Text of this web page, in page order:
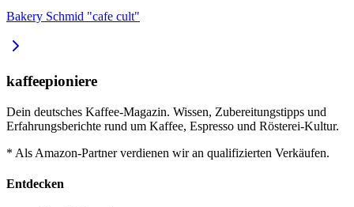
Bakery Schmid "cafe cult"
kaffeepioniere
Dein deutsches Kaffee-Magazin. Wissen, Zubereitungstipps und
Erfahrungsberichte rund um Kaffee, Espresso und Rösterei-Kultur.
* Als Amazon-Partner verdienen wir an qualifizierten Verkäufen.
Entdecken